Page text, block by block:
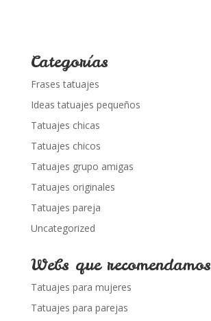
Categorías
Frases tatuajes
Ideas tatuajes pequeños
Tatuajes chicas
Tatuajes chicos
Tatuajes grupo amigas
Tatuajes originales
Tatuajes pareja
Uncategorized
Webs que recomendamos
Tatuajes para mujeres
Tatuajes para parejas